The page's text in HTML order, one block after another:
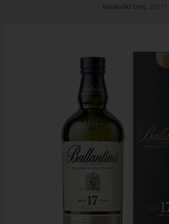
Kataloški broj: 20671